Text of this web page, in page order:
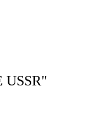
USSR"